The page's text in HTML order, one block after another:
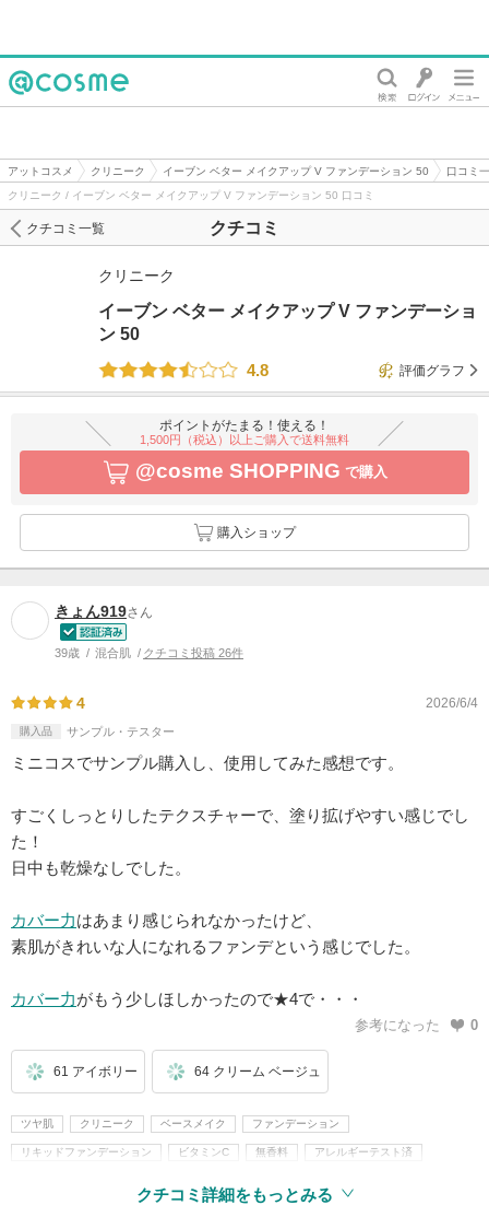
アットコスメ クリニーク イーブン ベター メイクアップ V ファンデーション 50
口コミ
クリニーク / イーブン ベター メイクアップ V ファンデーション 50 口コミ
クチコミ
クチコミ一覧
クリニーク
イーブン ベター メイクアップ V ファンデーショ
ン 50
4.8
評価グラフ
ポイントがたまる！使える！
1,500円（税込）以上ご購入で送料無料
@cosme SHOPPING で購入
購入ショップ
きょん919さん
39歳 混合肌 クチコミ投稿 26件
4 2026/6/4
購入品 サンプル・テスター
ミニコスでサンプル購入し、使用してみた感想です。
すごくしっとりしたテクスチャーで、塗り拡げやすい感じでし
た！
日中も乾燥なしでした。
カバー力はあまり感じられなかったけど、
素肌がきれいな人になれるファンデという感じでした。
カバー力がもう少しほしかったので★4で・・・
参考になった 0
61 アイボリー 64 クリーム ベージュ
ツヤ肌 クリニーク ベースメイク ファンデーション
リキッドファンデーション ビタミンC 無香料 アレルギーテスト済
クチコミ詳細をもっとみる